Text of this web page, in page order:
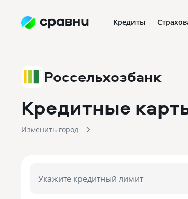
Кредиты
Россельхозбанк
Кредитные
Изменить город
Укажите кредитный лимит